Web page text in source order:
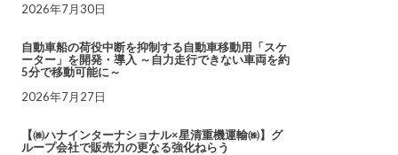
2026年7月30日
自動車船の荷役中断を抑制する自動車移動用「スケ
ーター」を開発・導入 ～自力走行できない車両を約
5分で移動可能に～
2026年7月27日
【㈱ハナインターナショナル×星清重機運輸㈱】グ
ループ会社で販売力の更なる強化ねらう